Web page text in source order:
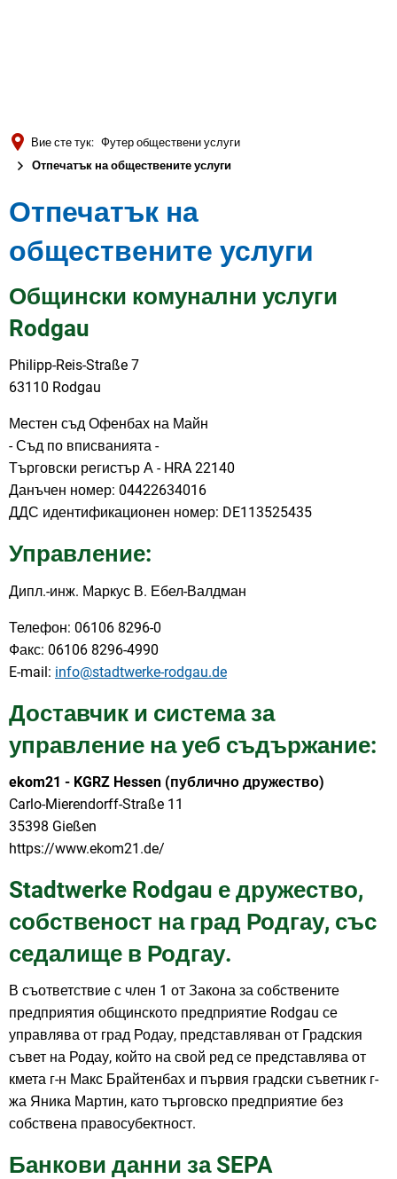
Português
Deutsch
Вие сте тук: Футер обществени услуги
Отпечатък на обществените услуги
Отпечатък на
обществените услуги
Общински комунални услуги
Rodgau
Philipp-Reis-Straße 7
63110 Rodgau
Местен съд Офенбах на Майн
- Съд по вписванията -
Търговски регистър А - HRA 22140
Данъчен номер: 04422634016
ДДС идентификационен номер: DE113525435
Управление:
Дипл.-инж. Маркус В. Ебел-Валдман
Телефон: 06106 8296-0
Факс: 06106 8296-4990
E-mail: info@stadtwerke-rodgau.de
Доставчик и система за
управление на уеб съдържание:
ekom21 - KGRZ Hessen (публично дружество)
Carlo-Mierendorff-Straße 11
35398 Gießen
https://www.ekom21.de/
Stadtwerke Rodgau е дружество,
собственост на град Родгау, със
седалище в Родгау.
В съответствие с член 1 от Закона за собствените
предприятия общинското предприятие Rodgau се
управлява от град Родау, представляван от Градския
съвет на Родау, който на свой ред се представлява от
кмета г-н Макс Брайтенбах и първия градски съветник г-
жа Яника Мартин, като търговско предприятие без
собствена правосубектност.
Банкови данни за SEPA